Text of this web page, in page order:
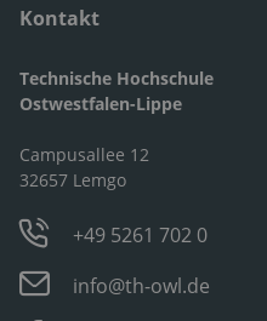
Kontakt
Technische Hochschule
Ostwestfalen-Lippe
Campusallee 12
32657 Lemgo
+49 5261 702 0
info@th-owl.de